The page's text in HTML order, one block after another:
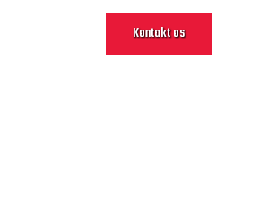
Kontakt os